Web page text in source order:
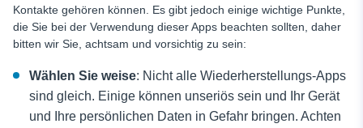
Kontakte gehören können. Es gibt jedoch einige wichtige Punkte,
die Sie bei der Verwendung dieser Apps beachten sollten, daher
bitten wir Sie, achtsam und vorsichtig zu sein:
Wählen Sie weise: Nicht alle Wiederherstellungs-Apps
sind gleich. Einige können unseriös sein und Ihr Gerät
und Ihre persönlichen Daten in Gefahr bringen. Achten